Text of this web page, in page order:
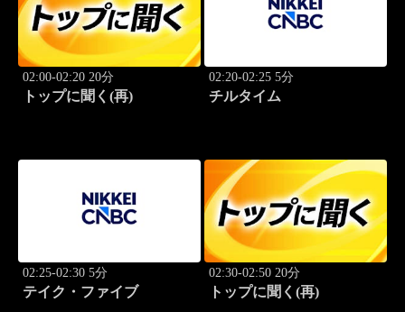
02:00-02:20 20分
トップに聞く(再)
02:20-02:25 5分
チルタイム
02:25-02:30 5分
テイク・ファイブ
02:30-02:50 20分
トップに聞く(再)